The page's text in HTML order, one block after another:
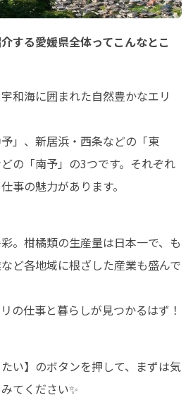
する愛媛県全体ってこんなとこ
和海に囲まれた自然豊かなエリ
」、新居浜・西条などの「東
の「南予」の3つです。それぞれ
事の魅力があります。
。柑橘類の生産量は日本一で、も
ど各地域に根ざした産業も盛んで
の仕事と暮らしが見つかるはず！
たい】のボタンを押して、まずは気
てください✨